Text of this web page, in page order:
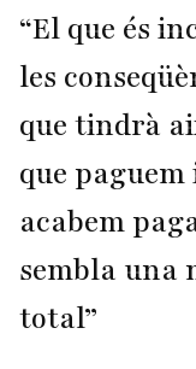
“El que és
les
que tindrà
que
acabem
sembla una
total”